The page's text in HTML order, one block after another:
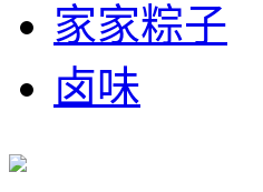
家家粽子
卤味